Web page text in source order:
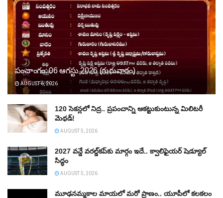
పంచాంగం: 06 ఆగస్టు 2026 (గురువారం)
AUGUST 6, 2026
120 సెకన్లలో నిద్ర.. ప్రపంచాన్ని ఆకట్టుకుంటున్న మిలిటరీ
మెథడ్!
AUGUST 5, 2026
2027 వన్డే వరల్డ్‌కప్‌కు మార్గం ఇదే.. క్వాలిఫైయర్ షెడ్యూల్
సిద్ధం
AUGUST 5, 2026
మూఢనమ్మకాల మాయలో మరో ప్రాణం.. యూపీలో కలకలం